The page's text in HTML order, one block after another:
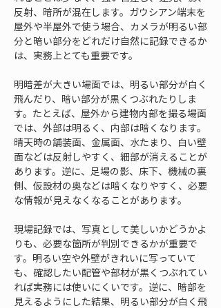
反射、暗所が混在します。ガウシアン端末を
屋外や半屋外で使う場合、カメラが明るい部
分と暗い部分をどれだけ自然に記録できるか
は、実務上とても重要です。
明暗差が大きい場面では、明るい部分が白く
飛んだり、暗い部分が黒くつぶれたりしま
す。たとえば、屋外から建物内部を撮る場面
では、外部は明るく、内部は暗くなります。
晴天時の舗装面、金属面、水たまり、白い壁
面などは反射しやすく、細部が消えることが
あります。逆に、足場の影、床下、機械の裏
側、仮設材の奥などは暗くなりやすく、必要
な情報が見えなくなることがあります。
現場記録では、写真として美しいかどうかよ
りも、必要な箇所が判別できるかが重要で
す。明るい空や外壁がきれいに写っていて
も、確認したい配管や部材が黒くつぶれてい
れば実務には使いにくいです。逆に、暗部を
見えるようにした結果、明るい部分が白く飛